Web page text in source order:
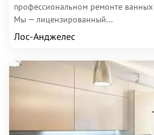
профессиональном ремонте
Мы — лицензированный...
Лос-Анджелес